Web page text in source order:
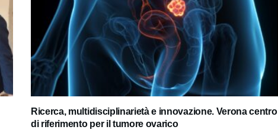
Ricerca, multidisciplinarietà e innovazione. Verona centro
di riferimento per il tumore ovarico